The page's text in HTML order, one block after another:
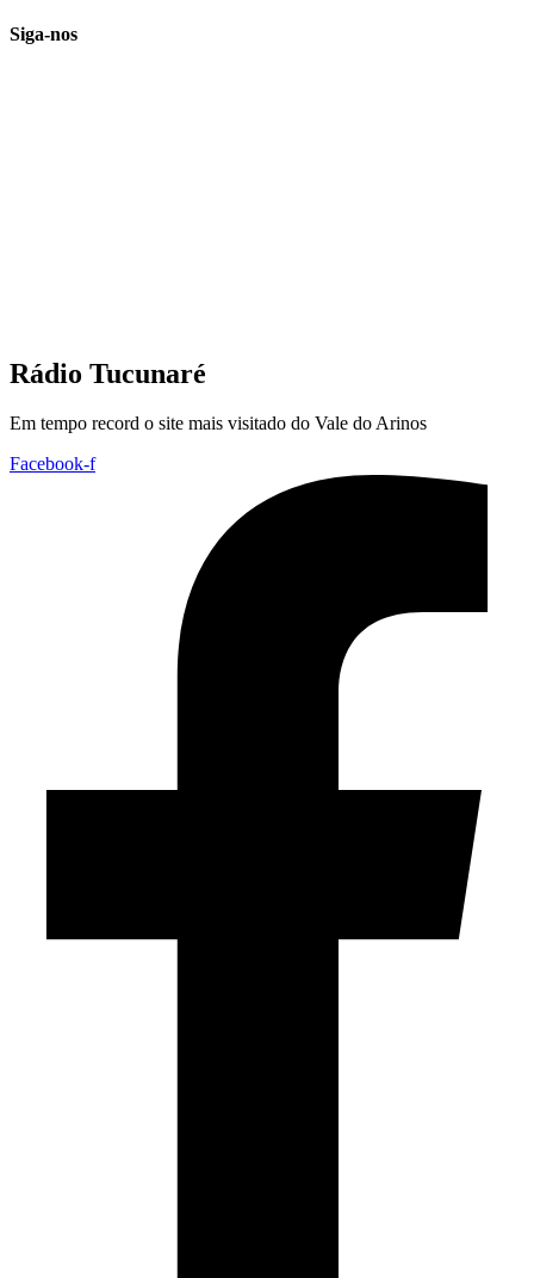
Siga-nos
Rádio Tucunaré
Em tempo record o site mais visitado do Vale do Arinos
Facebook-f